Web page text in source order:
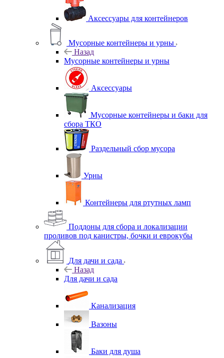
Аксессуары для контейнеров
Мусорные контейнеры и урны
Назад
Мусорные контейнеры и урны
Аксессуары
Мусорные контейнеры и баки для
сбора ТКО
Раздельный сбор мусора
Урны
Контейнеры для ртутных ламп
Поддоны для сбора и локализации
проливов под канистры, бочки и еврокубы
Для дачи и сада
Назад
Для дачи и сада
Канализация
Вазоны
Баки для душа